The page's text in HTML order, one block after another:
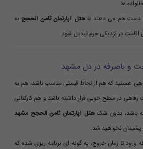
ها
دست هم می دهند تاهتل آپارتمان ثامن الحجج به
اقامت در نزدیکی حرم تبدیل شود.
و باصرفه در دل مشهد
هستید که هم از لحاظ قیمتی مناسب باشد، هم به
رفاهی در سطح خوبی قرار داشته باشد و هم کارکنانی
باشد، بدون شکهتل آپارتمان ثامن الحجج مشهد
پشیمان نخواهید شد.
تا زمان خروج، به گونه ای برنامه ریزی شده که